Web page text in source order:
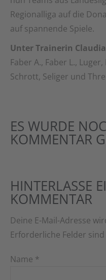
Regionalliga auf die
auf spannende Spiele.
Unter Trainerin
Faber A., Faber L.,
Schrott, Seliger und
ES WURDE
KOMMENTAR
HINTERLASSE
KOMMENTAR
Deine E-Mail-Adresse
Erforderliche Felder
Name *